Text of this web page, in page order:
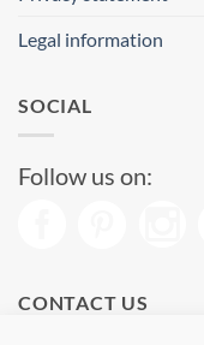
Legal information
SOCIAL
Follow us on:
CONTACT US